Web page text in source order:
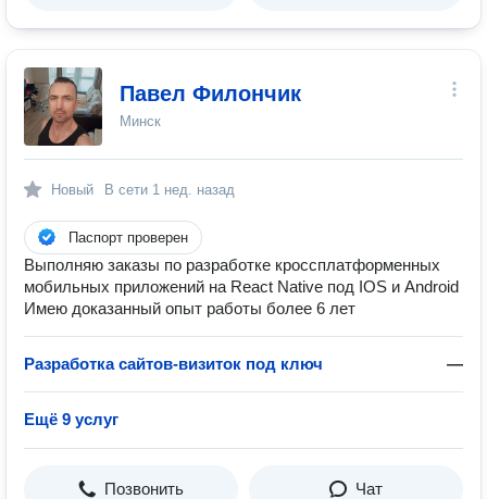
Павел Филончик
Минск
Новый В сети 1 нед. назад
Паспорт проверен
Выполняю заказы по разработке кроссплатформенных
мобильных приложений на React Native под IOS и Android
Имею доказанный опыт работы более 6 лет
Разработка сайтов-визиток под ключ —
Ещё 9 услуг
Позвонить Чат